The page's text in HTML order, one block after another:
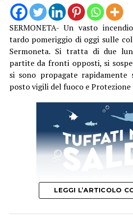
SERMONETA- Un vasto
tardo pomeriggio di oggi sulle
Sermoneta. Si tratta di due
partite da fronti opposti, si
si sono propagate
posto vigili del fuoco e Protezione
LEGGI L’ARTICOLO